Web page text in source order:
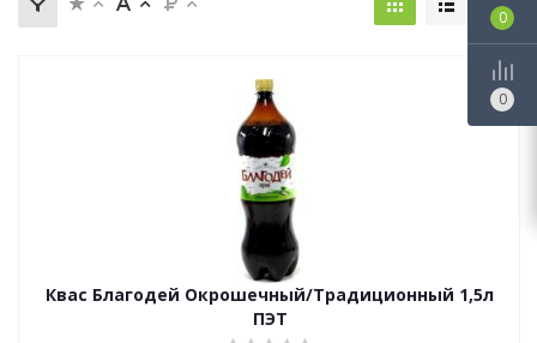
Квас Благодей Окрошечный/Традиционный 1,5л
ПЭТ
0
0